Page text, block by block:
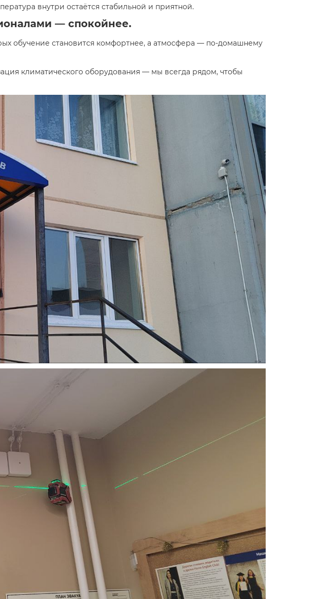
внутри остаётся стабильной и приятной.
— спокойнее.
обучение становится комфортнее, а атмосфера — по-домашнему
климатического оборудования — мы всегда рядом, чтобы